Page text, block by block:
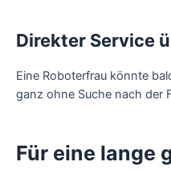
Direkter Service
Eine Roboterfrau könnte
ganz ohne Suche nach der
Für eine lange